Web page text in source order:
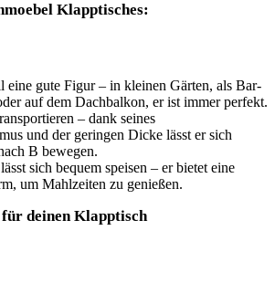
Klapptisches:
eine gute Figur – in kleinen Gärten, als Bar-
auf dem Dachbalkon, er ist immer perfekt.
– dank seines
und der geringen Dicke lässt er sich
B bewegen.
sich bequem speisen – er bietet eine
um Mahlzeiten zu genießen.
deinen Klapptisch